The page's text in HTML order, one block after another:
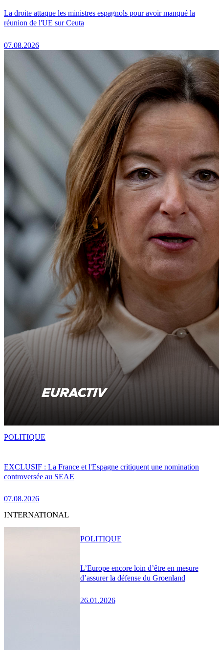
La droite attaque les ministres espagnols pour avoir manqué la
réunion de l'UE sur Ceuta
07.08.2026
EXCLUSIF : La France et l'Espagne critiquent une nomination
controversée au SEAE
07.08.2026
POLITIQUE
INTERNATIONAL
L’Europe encore loin d’être en mesure
d’assurer la défense du Groenland
26.01.2026
POLITIQUE